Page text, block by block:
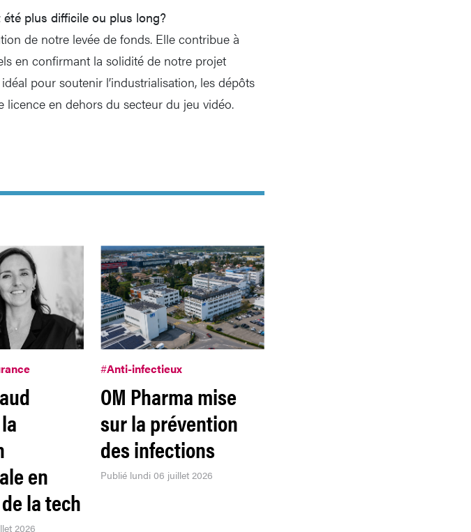
plus difficile ou plus long?
de notre levée de fonds. Elle contribue à
en confirmant la solidité de notre projet
pour soutenir l’industrialisation, les dépôts
en dehors du secteur du jeu vidéo.
en
la tech
2026
#Anti-infectieux
OM Pharma mise
sur la prévention
des infections
Publié lundi 06 juillet 2026